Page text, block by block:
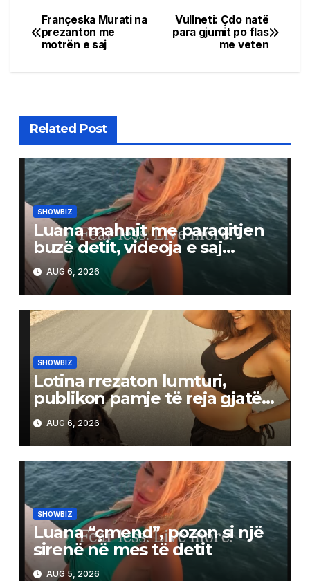
Post
navigation
Vullneti: Çdo natë
para gjumit po flas
me veten
Françeska Murati na
prezanton me
motrën e saj
Related Post
SHOWBIZ
Luana mahnit me paraqitjen
buzë detit, videoja e saj
tërheq vëmendjen në rrjet
AUG 6, 2026
SHOWBIZ
Lotina rrezaton lumturi,
publikon pamje të reja gjatë
shtatzënisë
AUG 6, 2026
SHOWBIZ
Luana “çmend”, pozon si një
sirenë në mes të detit
AUG 5, 2026